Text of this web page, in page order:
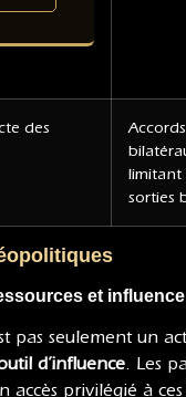
des
Accords
limitant
sorties
et
pas seulement un
d’influence. Les
accès privilégié à ces